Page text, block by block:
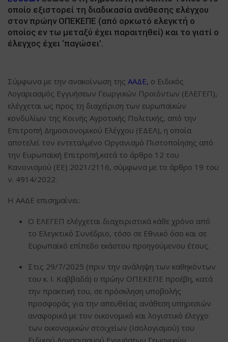
οποίο εξιστορεί τη διαδικασία ανάθεσης ελέγχου
στον πρώην ΟΠΕΚΕΠΕ (από ορκωτό ελεγκτή ο
οποίος εν τω μεταξύ έχει παραιτηθεί) και το γιατί ο
έλεγχος έχει ‘παγώσει’.
Σύμφωνα με την ανακοίνωση της ΑΑΔΕ, ο Ειδικός
Λογαριασμός Εγγυήσεων Γεωργικών Προϊόντων (ΕΛΕΓΕΠ),
ελέγχεται ως προς τη διαχείριση των ευρωπαϊκών
κονδυλίων της Κοινής Αγροτικής Πολιτικής, από την
Επιτροπή Δημοσιονομικού Ελέγχου (ΕΔΕΛ), η οποία
αποτελεί τον εντεταλμένο Οργανισμό Πιστοποίησης από
την Ευρωπαϊκή Επιτροπή,κατά το άρθρο 12 του
Κανονισμού (ΕΕ) 2021/2116, σύμφωνα με το άρθρο 19 του
ν. 4914/2022.
Η ΑΑΔΕ επισημαίνει:
O ΕΛΕΓΕΠ ελέγχεται διαχειριστικά κάθε χρόνο από
το Ελεγκτικό Συνέδριο, τόσο σε Εθνικό όσο και σε
Ευρωπαϊκό επίπεδο εκάστου προηγούμενου έτους.
Στις 29/7/2025 (πριν την ανάληψη των καθηκόντων
του κ. Ι. Καββαδά) ο πρώην ΟΠΕΚΕΠΕ προέβη, κατά
την πρακτική του, σε πρόσκληση υποβολής
προσφοράς για την απευθείας ανάθεση υπηρεσιών
αναφορικά με τον οικονομικό και λογιστικό έλεγχο
των οικονομικών στοιχείων (Ισολογισμού) του
Ειδικού Λογαριασμού Εγγυήσεων Γεωργικών